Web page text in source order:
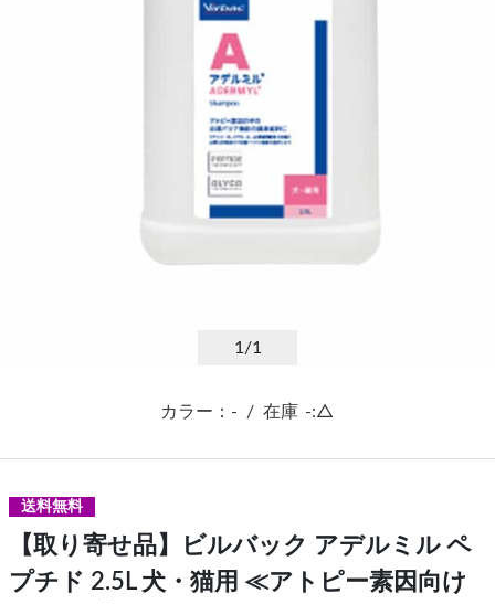
1 /1
カラー：- / 在庫 -:△
送料無料
【取り寄せ品】ビルバック アデルミル ペ
プチド 2.5L 犬・猫用 ≪アトピー素因向け